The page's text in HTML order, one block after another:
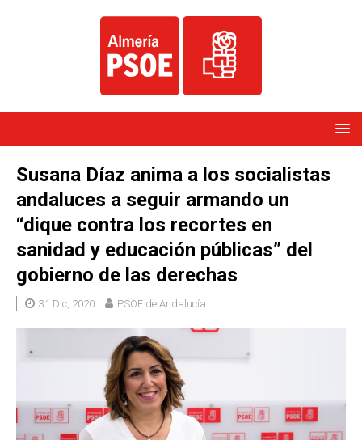
Susana Díaz anima a los socialistas
andaluces a seguir armando un
“dique contra los recortes en
sanidad y educación públicas” del
gobierno de las derechas
31 Dic, 2020 PSOE de Andalucía